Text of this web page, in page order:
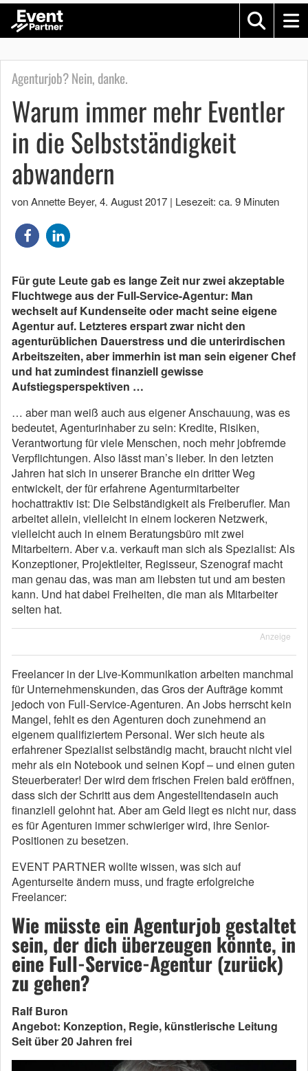
Agenturjob? Nein, danke.
Warum immer mehr Eventler
in die Selbstständigkeit
abwandern
von Annette Beyer, 4. August 2017 | Lesezeit: ca. 9 Minuten
Für gute Leute gab es lange Zeit nur zwei akzeptable
Fluchtwege aus der Full-Service-Agentur: Man
wechselt auf Kundenseite oder macht seine eigene
Agentur auf. Letzteres erspart zwar nicht den
agenturüblichen Dauerstress und die unterirdischen
Arbeitszeiten, aber immerhin ist man sein eigener Chef
und hat zumindest finanziell gewisse
Aufstiegsperspektiven …
… aber man weiß auch aus eigener Anschauung, was es
bedeutet, Agenturinhaber zu sein: Kredite, Risiken,
Verantwortung für viele Menschen, noch mehr jobfremde
Verpflichtungen. Also lässt man’s lieber. In den letzten
Jahren hat sich in unserer Branche ein dritter Weg
entwickelt, der für erfahrene Agenturmitarbeiter
hochattraktiv ist: Die Selbständigkeit als Freiberufler. Man
arbeitet allein, vielleicht in einem lockeren Netzwerk,
vielleicht auch in einem Beratungsbüro mit zwei
Mitarbeitern. Aber v.a. verkauft man sich als Spezialist: Als
Konzeptioner, Projektleiter, Regisseur, Szenograf macht
man genau das, was man am liebsten tut und am besten
kann. Und hat dabei Freiheiten, die man als Mitarbeiter
selten hat.
Anzeige
Freelancer in der Live-Kommunikation arbeiten manchmal
für Unternehmenskunden, das Gros der Aufträge kommt
jedoch von Full-Service-Agenturen. An Jobs herrscht kein
Mangel, fehlt es den Agenturen doch zunehmend an
eigenem qualifiziertem Personal. Wer sich heute als
erfahrener Spezialist selbständig macht, braucht nicht viel
mehr als ein Notebook und seinen Kopf – und einen guten
Steuerberater! Der wird dem frischen Freien bald eröffnen,
dass sich der Schritt aus dem Angestelltendasein auch
finanziell gelohnt hat. Aber am Geld liegt es nicht nur, dass
es für Agenturen immer schwieriger wird, ihre Senior-
Positionen zu besetzen.
EVENT PARTNER wollte wissen, was sich auf
Agenturseite ändern muss, und fragte erfolgreiche
Freelancer:
Wie müsste ein Agenturjob gestaltet
sein, der dich überzeugen könnte, in
eine Full-Service-Agentur (zurück)
zu gehen?
Ralf Buron
Angebot: Konzeption, Regie, künstlerische Leitung
Seit über 20 Jahren frei